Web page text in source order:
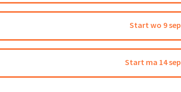
Start wo 9 sep
Start ma 14 sep